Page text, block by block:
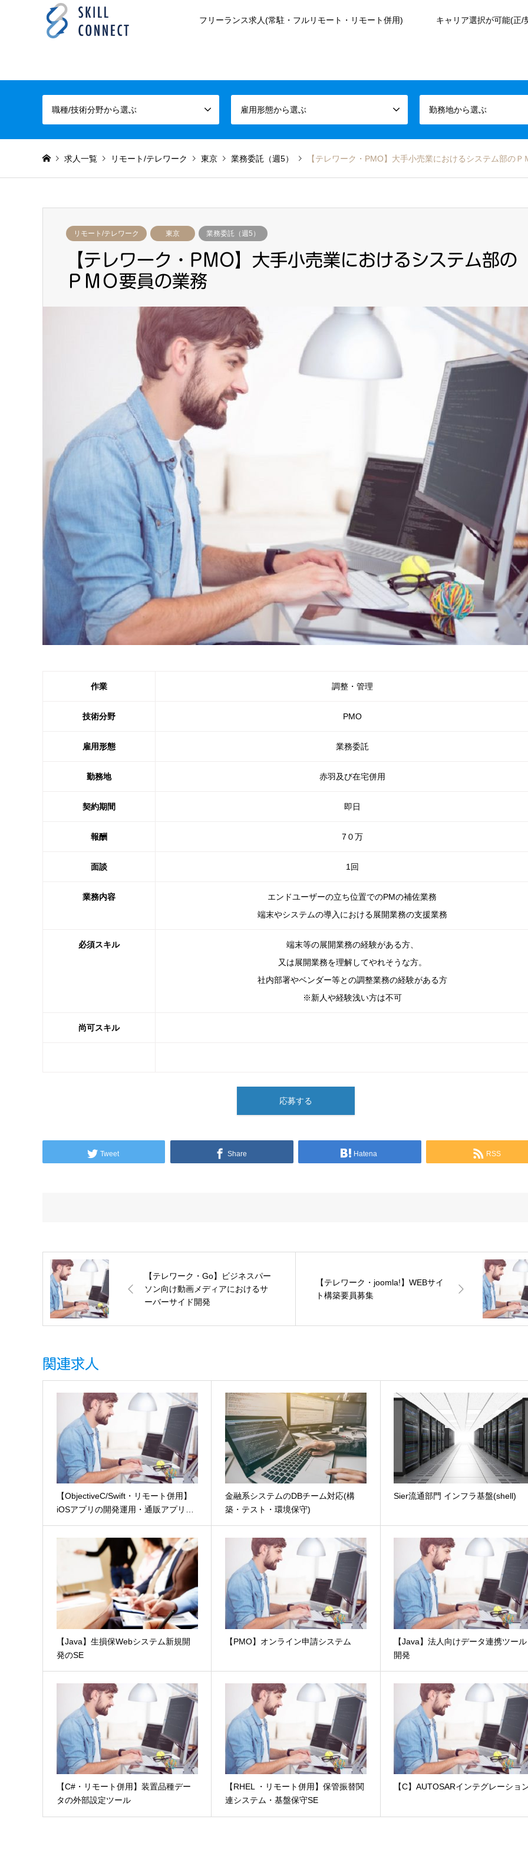
フリーランス求人(常駐・フルリモート・リモート併用) キャリア選択が可能(正/
職種/技術分野から選ぶ 雇用形態から選ぶ 勤務地から選ぶ
求人一覧 リモート/テレワーク 東京 業務委託（週5） 【テレワーク・PMO】大手小売業におけるシステム部のＰ
リモート/テレワーク 東京 業務委託（週5）
【テレワーク・PMO】大手小売業におけるシステム部の
ＰＭＯ要員の業務
作業 調整・管理
技術分野 PMO
雇用形態 業務委託
勤務地 赤羽及び在宅併用
契約期間 即日
報酬 7０万
面談 1回
業務内容
エンドユーザーの立ち位置でのPMの補佐業務
端末やシステムの導入における展開業務の支援業務
必須スキル
端末等の展開業務の経験がある方、
又は展開業務を理解してやれそうな方。
社内部署やベンダー等との調整業務の経験がある方
※新人や経験浅い方は不可
尚可スキル
応募する
Tweet Share Hatena RSS
【テレワーク・Go】ビジネスパー
ソン向け動画メディアにおけるサ
ーバーサイド開発
【テレワーク・joomla!】WEBサイ
ト構築要員募集
関連求人
【ObjectiveC/Swift・リモート併用】
iOSアプリの開発運用・通販アプリ…
金融系システムのDBチーム対応(構
築・テスト・環境保守)
Sier流通部門 インフラ基盤(shell)
【Java】生損保Webシステム新規開
発のSE
【PMO】オンライン申請システム
【Java】法人向けデータ連携ツール
開発
【C#・リモート併用】装置品種デー
タの外部設定ツール
【RHEL ・リモート併用】保管振替関
連システム・基盤保守SE
【C】AUTOSARインテグレーショ